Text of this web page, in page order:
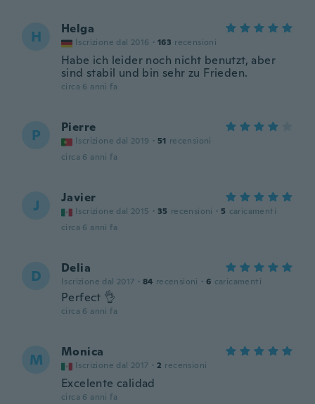
H Helga
Iscrizione dal 2016 · 163 recensioni
Habe ich leider noch nicht benutzt, aber
sind stabil und bin sehr zu Frieden.
circa 6 anni fa
P Pierre
Iscrizione dal 2019 · 51 recensioni
circa 6 anni fa
J Javier
Iscrizione dal 2015 · 35 recensioni · 5 caricamenti
circa 6 anni fa
D Delia
Iscrizione dal 2017 · 84 recensioni · 6 caricamenti
Perfect 👌
circa 6 anni fa
M Monica
Iscrizione dal 2017 · 2 recensioni
Excelente calidad
circa 6 anni fa